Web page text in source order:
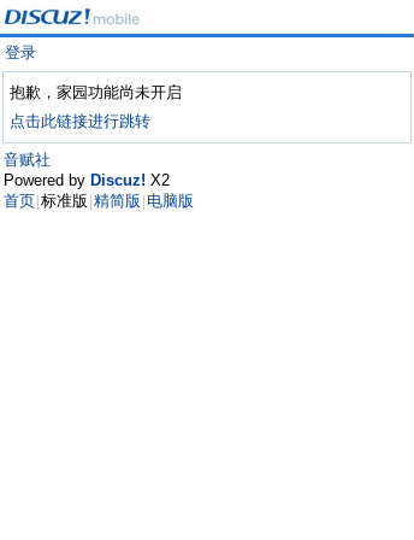
登录
抱歉，家园功能尚未开启
点击此链接进行跳转
音赋社
Powered by Discuz! X2
首页 标准版 精简版 电脑版